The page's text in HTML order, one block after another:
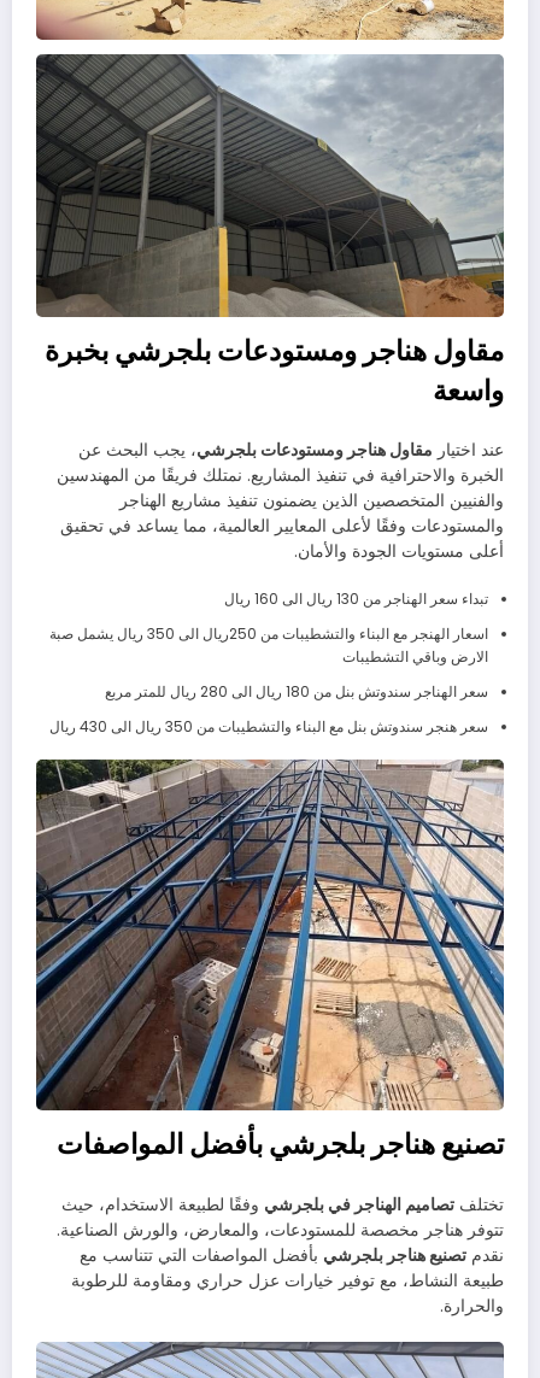
مقاول هناجر ومستودعات بلجرشي بخبرة
واسعة
عند اختيار مقاول هناجر ومستودعات بلجرشي، يجب البحث عن
الخبرة والاحترافية في تنفيذ المشاريع. نمتلك فريقًا من المهندسين
والفنيين المتخصصين الذين يضمنون تنفيذ مشاريع الهناجر
والمستودعات وفقًا لأعلى المعايير العالمية، مما يساعد في تحقيق
أعلى مستويات الجودة والأمان.
تبداء سعر الهناجر من 130 ريال الى 160 ريال
اسعار الهنجر مع البناء والتشطيبات من 250ريال الى 350 ريال يشمل صبة
الارض وباقي التشطيبات
سعر الهناجر سندوتش بنل من 180 ريال الى 280 ريال للمتر مربع
سعر هنجر سندوتش بنل مع البناء والتشطيبات من 350 ريال الى 430 ريال
تصنيع هناجر بلجرشي بأفضل المواصفات
تختلف تصاميم الهناجر في بلجرشي وفقًا لطبيعة الاستخدام، حيث
تتوفر هناجر مخصصة للمستودعات، والمعارض، والورش الصناعية.
نقدم تصنيع هناجر بلجرشي بأفضل المواصفات التي تتناسب مع
طبيعة النشاط، مع توفير خيارات عزل حراري ومقاومة للرطوبة
والحرارة.